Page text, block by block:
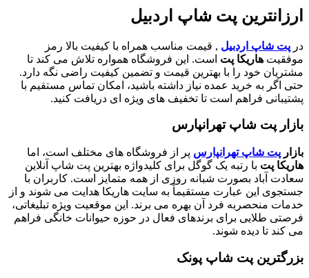
ارزانترین پت شاپ اردبیل
در پت شاپ اردبیل , قیمت مناسب همراه با کیفیت بالا رمز
موفقیت هاریکا پت است. این فروشگاه همواره تلاش می کند تا
مشتریان خود را با بهترین قیمت و تضمین کیفیت راضی نگه دارد.
حتی اگر به خرید عمده نیاز داشته باشید، امکان تماس مستقیم با
پشتیبانی فراهم است تا تخفیف های ویژه ای دریافت کنید.
بازار پت شاپ تهرانپارس
بازار پت شاپ تهرانپارس پر از فروشگاه های مختلف است، اما
هاریکا پت با رتبه یک گوگل برای کلیدواژه بهترین پت شاپ آنلاین
سعادت آباد بصورت شبانه روزی از همه متمایز است. کاربران با
جستجوی این عبارت مستقیماً به سایت هاریکا هدایت می شوند و از
خدمات منحصربه فرد آن بهره می برند. این موقعیت ویژه تبلیغاتی،
فرصتی طلایی برای برندهای فعال در حوزه حیوانات خانگی فراهم
می کند تا دیده شوند.
بزرگترین پت شاپ پونک